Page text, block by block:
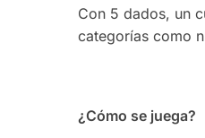
Con 5 dados, un
categorías como
¿Cómo se juega?